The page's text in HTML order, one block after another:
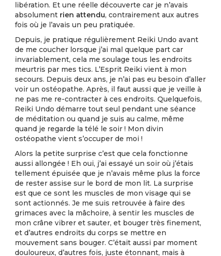
libération. Et une réelle découverte car je n’avais
absolument rien attendu, contrairement aux autres
fois où je l’avais un peu pratiquée.
Depuis, je pratique régulièrement Reiki Undo avant
de me coucher lorsque j’ai mal quelque part car
invariablement, cela me soulage tous les endroits
meurtris par mes tics. L’Esprit Reiki vient à mon
secours. Depuis deux ans, je n’ai pas eu besoin d’aller
voir un ostéopathe. Après, il faut aussi que je veille à
ne pas me re-contracter à ces endroits. Quelquefois,
Reiki Undo démarre tout seul pendant une séance
de méditation ou quand je suis au calme, même
quand je regarde la télé le soir ! Mon divin
ostéopathe vient s’occuper de moi !
Alors la petite surprise c’est que cela fonctionne
aussi allongée ! Eh oui, j’ai essayé un soir où j’étais
tellement épuisée que je n’avais même plus la force
de rester assise sur le bord de mon lit. La surprise
est que ce sont les muscles de mon visage qui se
sont actionnés. Je me suis retrouvée à faire des
grimaces avec la mâchoire, à sentir les muscles de
mon crâne vibrer et sauter, et bouger très finement,
et d’autres endroits du corps se mettre en
mouvement sans bouger. C’était aussi par moment
douloureux, d’autres fois, juste étonnant, mais à